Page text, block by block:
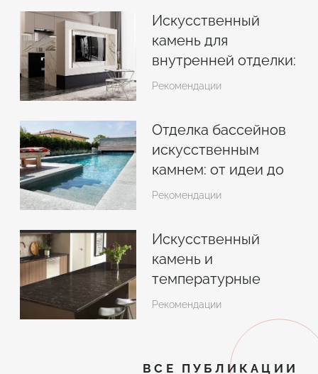
Искусственный
камень для
внутренней отделки:
комбинация с
материалами в
интерьере
Рекомендации
Отделка бассейнов
искусственным
камнем: от идеи до
реализации
Рекомендации
Искусственный
камень и
температурные
перепады: правила
Рекомендации
ВСЕ ПУБЛИКАЦИИ